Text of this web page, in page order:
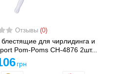
Отзывы (0)
для чирлидинга и
Pom-Poms CH-4876 2шт...
грн